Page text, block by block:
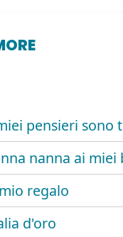
pensieri sono
nanna ai miei
regalo
d'oro